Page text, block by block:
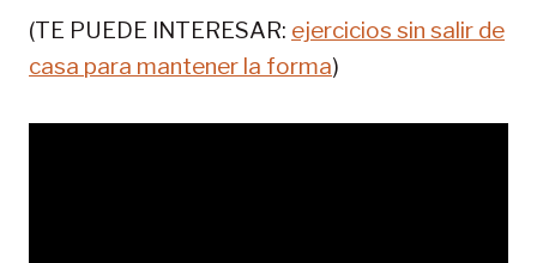
(TE PUEDE INTERESAR: ejercicios sin salir de
casa para mantener la forma)